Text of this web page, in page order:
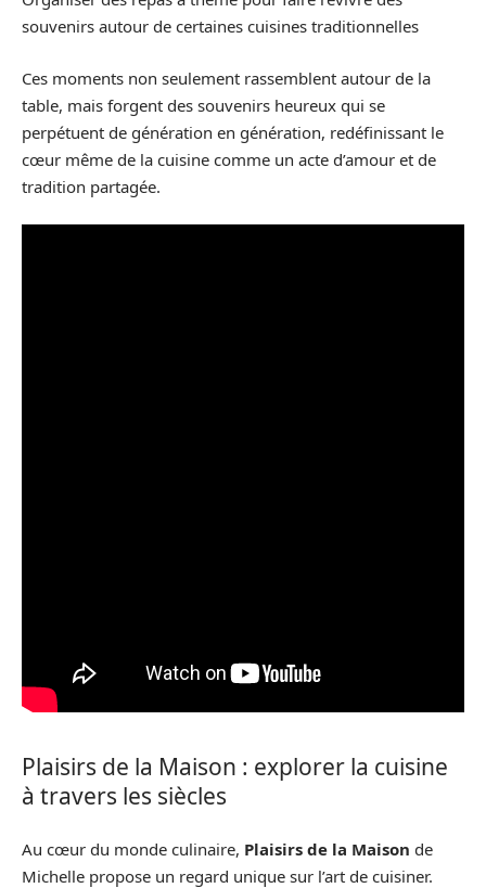
souvenirs autour de certaines cuisines traditionnelles
Ces moments non seulement rassemblent autour de la
table, mais forgent des souvenirs heureux qui se
perpétuent de génération en génération, redéfinissant le
cœur même de la cuisine comme un acte d’amour et de
tradition partagée.
Plaisirs de la Maison : explorer la cuisine
à travers les siècles
Au cœur du monde culinaire, Plaisirs de la Maison de
Michelle propose un regard unique sur l’art de cuisiner.